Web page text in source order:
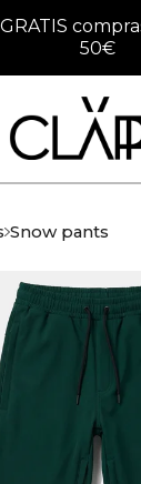
50€
Snow pants